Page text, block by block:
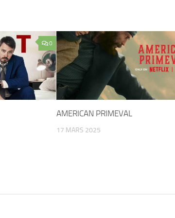
0
AMERICAN PRIMEVAL
17 MARS 2025